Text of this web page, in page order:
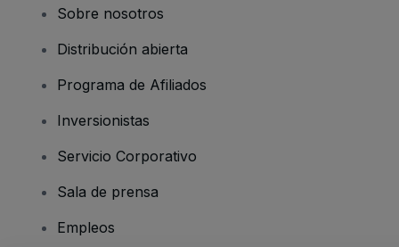
Sobre nosotros
Distribución abierta
Programa de Afiliados
Inversionistas
Servicio Corporativo
Sala de prensa
Empleos